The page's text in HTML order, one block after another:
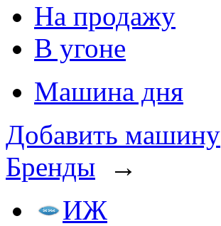
На продажу
В угоне
Машина дня
Добавить машину
Бренды →
ИЖ